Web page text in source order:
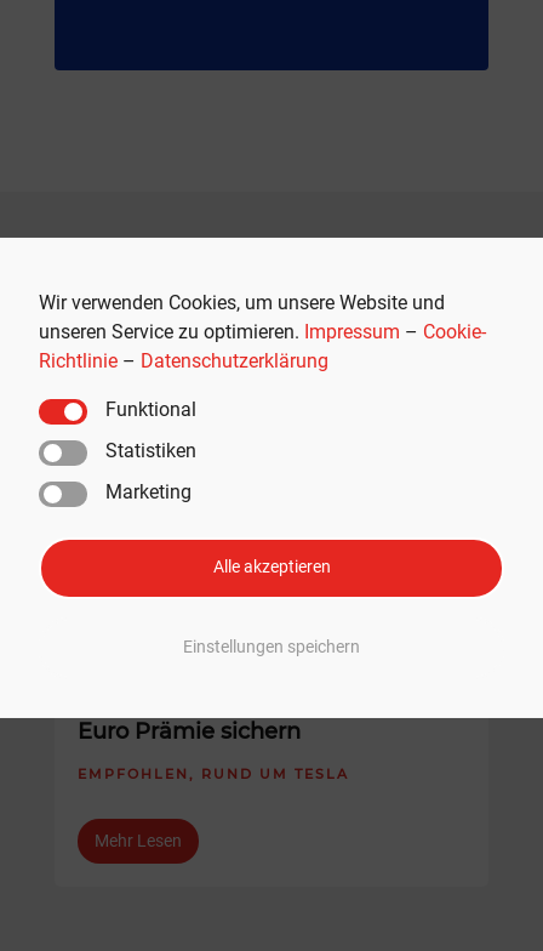
Wir verwenden Cookies, um unsere Website und
unseren Service zu optimieren. Impressum – Cookie-
Richtlinie – Datenschutzerklärung
Funktional
Statistiken
Marketing
Alle akzeptieren
Einstellungen speichern
Empfohlen
Euro Prämie sichern
EMPFOHLEN , RUND UM TESLA
Mehr Lesen